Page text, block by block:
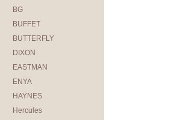
BG
BUFFET
BUTTERFLY
DIXON
EASTMAN
ENYA
HAYNES
Hercules